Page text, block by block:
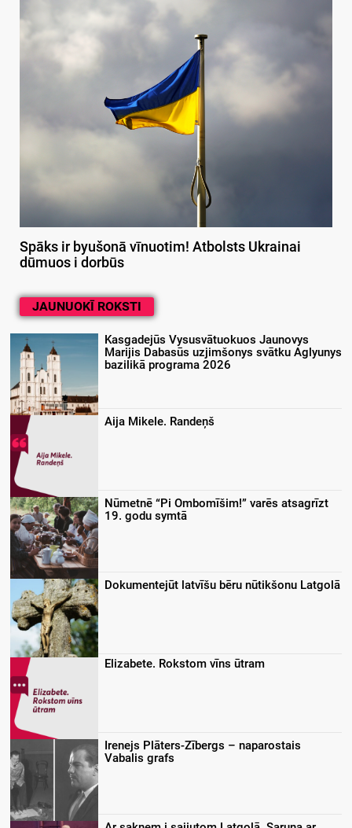
Spāks ir byušonā vīnuotim! Atbolsts Ukrainai
dūmuos i dorbūs
JAUNUOKĪ ROKSTI
Kasgadejūs Vysusvātuokuos Jaunovys
Marijis Dabasūs uzjimšonys svātku Aglyunys
bazilikā programa 2026
Aija Mikele. Randeņš
Nūmetnē “Pi Ombomīšim!” varēs atsagrīzt
19. godu symtā
Dokumentejūt latvīšu bēru nūtikšonu Latgolā
Elizabete. Rokstom vīns ūtram
Irenejs Plāters-Zībergs – naparostais
Vabalis grafs